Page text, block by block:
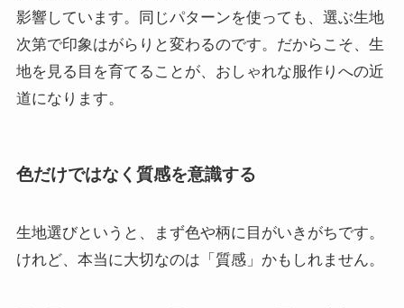
影響しています。同じパターンを使っても、選ぶ生地
次第で印象はがらりと変わるのです。だからこそ、生
地を見る目を育てることが、おしゃれな服作りへの近
道になります。
色だけではなく質感を意識する
生地選びというと、まず色や柄に目がいきがちです。
けれど、本当に大切なのは「質感」かもしれません。